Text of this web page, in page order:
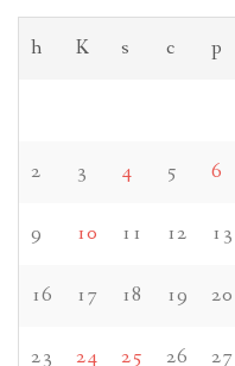
h K s c p
2 3 4 5 6
9 10 11 12 13
16 17 18 19 20
23 24 25 26 27